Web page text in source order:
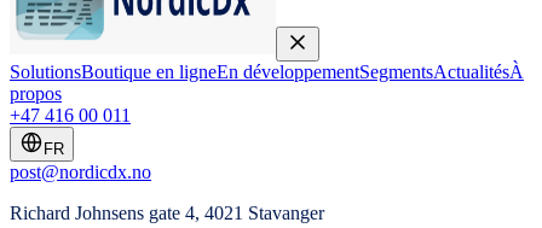
SolutionsBoutique en ligneEn développementSegmentsActualitésÀ
propos
+47 416 00 011
FR
post@nordicdx.no
Richard Johnsens gate 4, 4021 Stavanger